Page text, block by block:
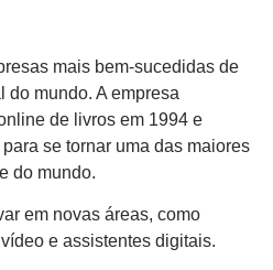
mais bem-sucedidas de
do mundo. A empresa
de livros em 1994 e
se tornar uma das maiores
do mundo.
em novas áreas, como
e assistentes digitais.